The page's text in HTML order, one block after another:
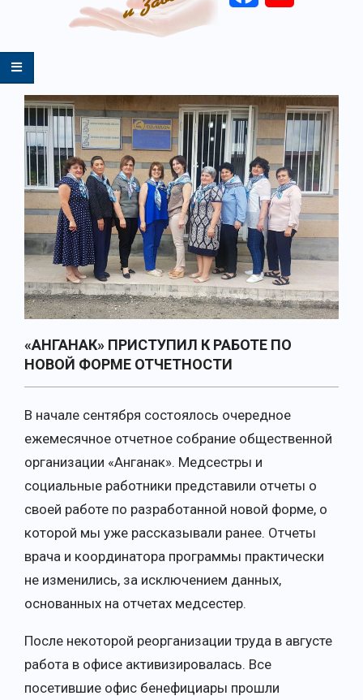
Primary
Navigation
Menu
«АНГАНАК» ПРИСТУПИЛ К РАБОТЕ ПО
НОВОЙ ФОРМЕ ОТЧЕТНОСТИ
В начале сентября состоялось очередное
ежемесячное отчетное собрание общественной
организации «Анганак». Медсестры и
социальные работники представили отчеты о
своей работе по разработанной новой форме, о
которой мы уже рассказывали ранее. Отчеты
врача и координатора программы практически
не изменились, за исключением данных,
основанных на отчетах медсестер.
После некоторой реорганизации труда в августе
работа в офисе активизировалась. Все
посетившие офис бенефициары прошли